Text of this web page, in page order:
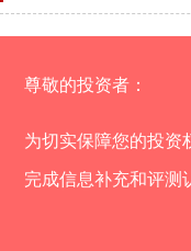
尊敬的投资者：
为切实保障您的投资
完成信息补充和评测